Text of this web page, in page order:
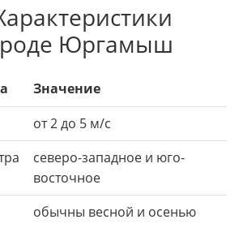
Юргамыш
Значение
от 2 до 5 м/с
северо-западное и юго-
восточное
обычны весной и осенью